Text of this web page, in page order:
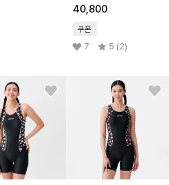
40,800
쿠폰
7 5 (2)